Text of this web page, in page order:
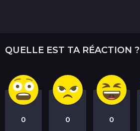
QUELLE EST TA RÉACTION ?
0 0 0